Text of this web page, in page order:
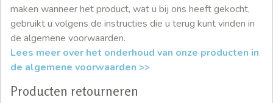
maken wanneer het product, wat u bij ons heeft gekocht,
gebruikt u volgens de instructies die u terug kunt vinden in
de algemene voorwaarden.
Lees meer over het onderhoud van onze producten in
de algemene voorwaarden >>
Producten retourneren